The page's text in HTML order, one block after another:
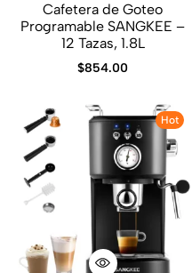
Cafetera de Goteo
Programable SANGKEE –
12 Tazas, 1.8L
$854.00
Hot